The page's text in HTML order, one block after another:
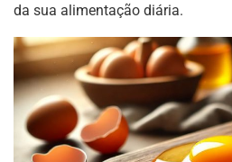
da sua alimentação diária.